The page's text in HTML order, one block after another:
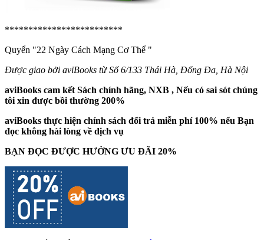
*************************
Quyển "22 Ngày Cách Mạng Cơ Thể "
Được giao bởi aviBooks từ Số 6/133 Thái Hà, Đống Đa, Hà Nội
aviBooks cam kết Sách chính hãng, NXB , Nếu có sai sót chúng
tôi xin được bồi thường 200%
aviBooks thực hiện chính sách đổi trả miễn phí 100% nếu Bạn
đọc không hài lòng về dịch vụ
BẠN ĐỌC ĐƯỢC HƯỞNG ƯU ĐÃI 20%